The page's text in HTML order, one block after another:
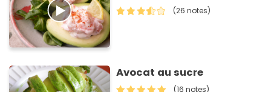
(26 notes)
Avocat au sucre
(16 notes)